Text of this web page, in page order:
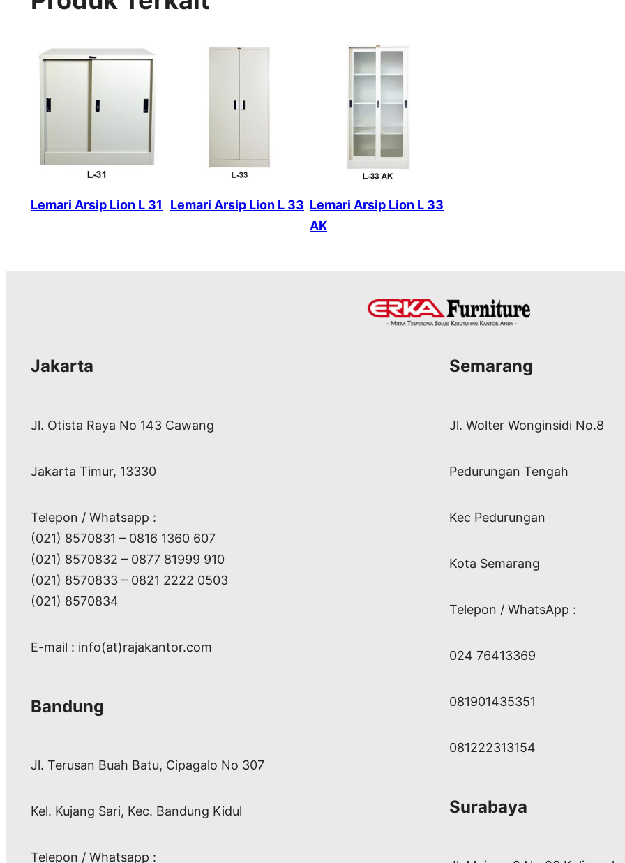
Lemari Arsip Lion L 31 Lemari Arsip Lion L 33 Lemari Arsip Lion L 33
AK
Jakarta
Jl. Otista Raya No 143 Cawang
Jakarta Timur, 13330
Telepon / Whatsapp :
(021) 8570831 – 0816 1360 607
(021) 8570832 – 0877 81999 910
(021) 8570833 – 0821 2222 0503
(021) 8570834
E-mail : info(at)rajakantor.com
Bandung
Jl. Terusan Buah Batu, Cipagalo No 307
Kel. Kujang Sari, Kec. Bandung Kidul
Telepon / Whatsapp :
Semarang
Jl. Wolter Wonginsidi No.8
Pedurungan Tengah
Kec Pedurungan
Kota Semarang
Telepon / WhatsApp :
024 76413369
081901435351
081222313154
Surabaya